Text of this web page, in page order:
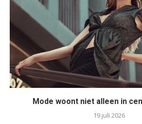
Mode woont niet alleen in
19 juli 2026